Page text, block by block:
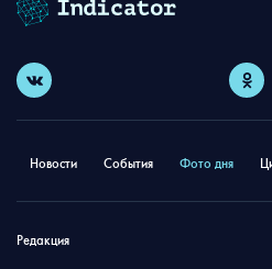
Новости События Фото дня
Редакция